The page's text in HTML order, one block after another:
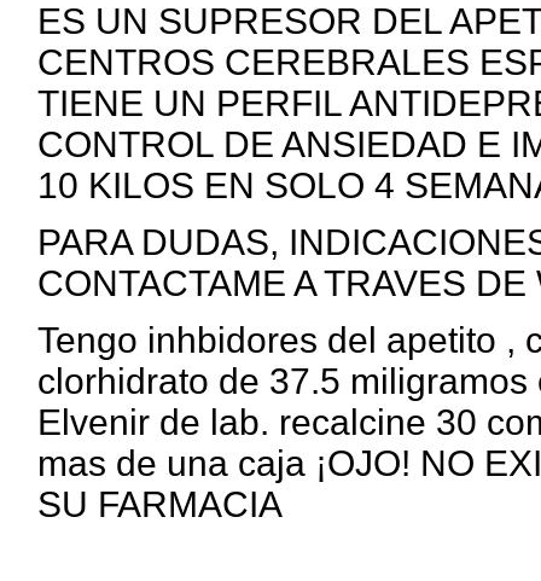
ES UN SUPRESOR DEL
CENTROS CEREBRALES
TIENE UN PERFIL
CONTROL DE ANSIEDAD E
10 KILOS EN SOLO 4
PARA DUDAS,
CONTACTAME A TRAVES
Tengo inhbidores del apetito ,
clorhidrato de 37.5
Elvenir de lab. recalcine 30
mas de una caja ¡OJO! NO
SU FARMACIA